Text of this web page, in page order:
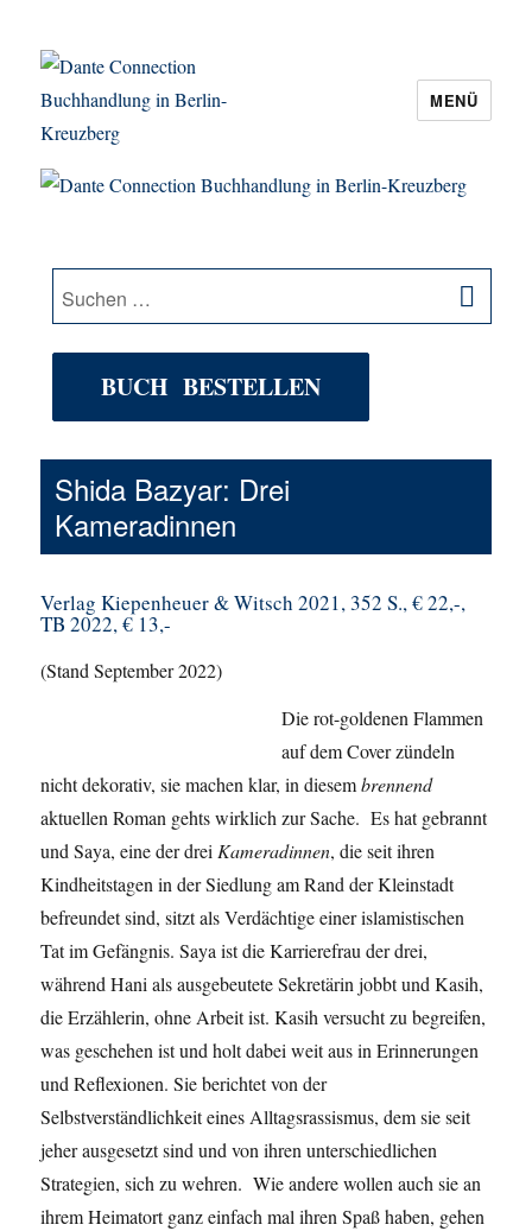
Dante Connection Buchhandlung in
MENÜ
Suche
nach:
BUCH BESTELLEN
Shida Bazyar: Drei
Kameradinnen
Verlag Kiepenheuer & Witsch 2021, 352 S., € 22,-,
TB 2022, € 13,-
(Stand September 2022)
Die rot-goldenen Flammen
auf dem Cover zündeln
nicht dekorativ, sie machen klar, in diesembrennend
aktuellen Roman gehts wirklich zur Sache. Es hat gebrannt
und Saya, eine der dreiKameradinnen, die seit ihren
Kindheitstagen in der Siedlung am Rand der Kleinstadt
befreundet sind, sitzt als Verdächtige einer islamistischen
Tat im Gefängnis. Saya ist die Karrierefrau der drei,
während Hani als ausgebeutete Sekretärin jobbt und Kasih,
die Erzählerin, ohne Arbeit ist. Kasih versucht zu begreifen,
was geschehen ist und holt dabei weit aus in Erinnerungen
und Reflexionen. Sie berichtet von der
Selbstverständlichkeit eines Alltagsrassismus, dem sie seit
jeher ausgesetzt sind und von ihren unterschiedlichen
Strategien, sich zu wehren. Wie andere wollen auch sie an
ihrem Heimatort ganz einfach mal ihren Spaß haben, gehen